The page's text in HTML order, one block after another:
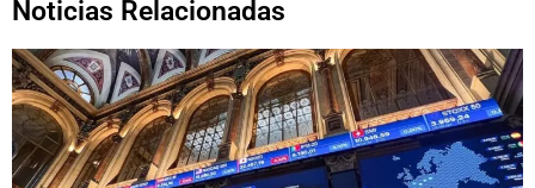
Noticias Relacionadas